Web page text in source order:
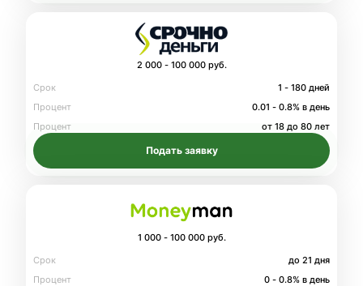
2 000 - 100 000 руб.
Срок
1 - 180 дней
Процент
0.01 - 0.8% в день
Процент
от 18 до 80 лет
Подать заявку
1 000 - 100 000 руб.
Срок
до 21 дня
Процент
0 - 0.8% в день